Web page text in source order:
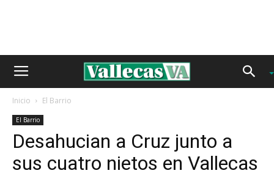
Inicio El Barrio
El Barrio
Desahucian a Cruz junto a
sus cuatro nietos en Vallecas